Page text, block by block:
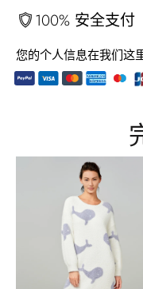
100% 安全支付
您的个人信息在我们这